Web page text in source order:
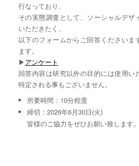
行なっており、
その実態調査として、ソーシャルデザ
いただきたく、
以下のフォームからご回答くださいま
ます。
▶︎アンケート
回答内容は研究以外の目的には使用い
特定される事もございません。
所要時間：10分程度
締切：2026年6月30日(火)
皆様のご協力をぜひお願い致します。